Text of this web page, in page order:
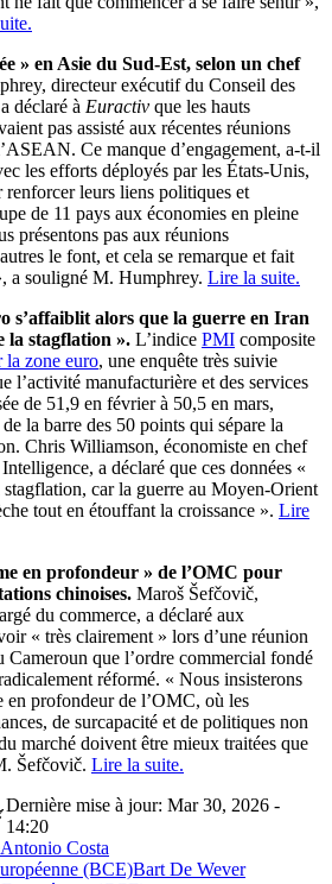
» en Asie du Sud-Est, selon un chef
directeur exécutif du Conseil des
déclaré à Euractiv que les hauts
pas assisté aux récentes réunions
Ce manque d’engagement, a-t-il
les efforts déployés par les États-Unis,
leurs liens politiques et
de 11 pays aux économies en pleine
présentons pas aux réunions
le font, et cela se remarque et fait
a souligné M. Humphrey. Lire la suite.
s’affaiblit alors que la guerre en Iran
la stagflation ». L’indice PMI composite
la zone euro, une enquête très suivie
l’activité manufacturière et des services
de 51,9 en février à 50,5 en mars,
la barre des 50 points qui sépare la
Chris Williamson, économiste en chef
a déclaré que ces données «
stagflation, car la guerre au Moyen-Orient
tout en étouffant la croissance ». Lire
en profondeur » de l’OMC pour
chinoises. Maroš Šefčovič,
du commerce, a déclaré aux
« très clairement » lors d’une réunion
que l’ordre commercial fondé
réformé. « Nous insisterons
en profondeur de l’OMC, où les
de surcapacité et de politiques non
marché doivent être mieux traitées que
Šefčovič. Lire la suite.
Dernière mise à jour: Mar 30, 2026 -
14:20
Antonio Costa
(BCE)Bart De Wever